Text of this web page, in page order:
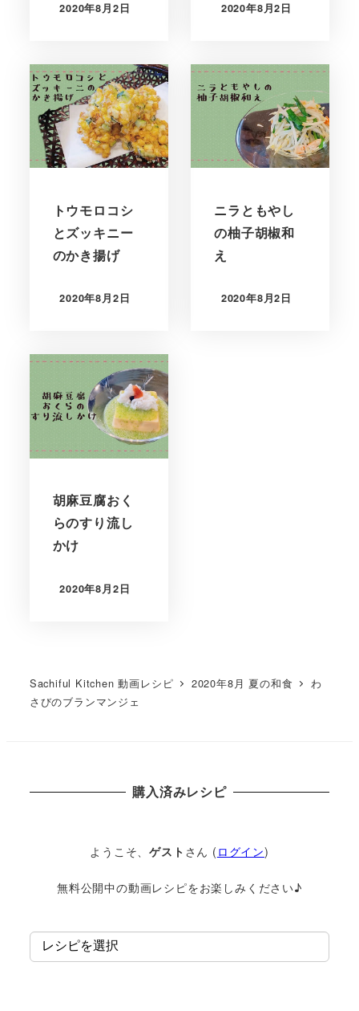
2020年8月2日 2020年8月2日
トウモロコシ
とズッキニー
のかき揚げ
2020年8月2日
ニラともやし
の柚子胡椒和
え
2020年8月2日
胡麻豆腐おく
らのすり流し
かけ
2020年8月2日
Sachiful Kitchen 動画レシピ 2020年8月 夏の和食
わ
さびのブランマンジェ
購入済みレシピ
ようこそ、ゲスト さん ( ログイン)
無料公開中の動画レシピをお楽しみください♪